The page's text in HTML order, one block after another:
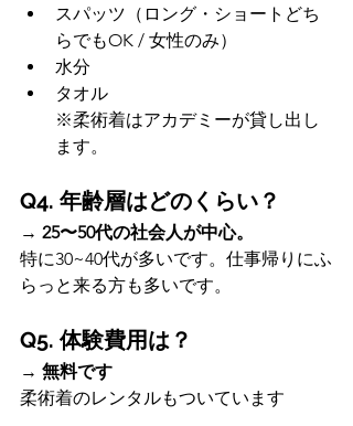
スパッツ（ロング・ショートどち
らでもOK / 女性のみ）
水分
タオル
※柔術着はアカデミーが貸し出し
ます。
Q4. 年齢層はどのくらい？
→ 25〜50代の社会人が中心。
特に30~40代が多いです。仕事帰りにふ
らっと来る方も多いです。
Q5. 体験費用は？
→ 無料です
柔術着のレンタルもついています